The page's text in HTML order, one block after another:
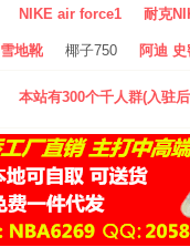
NIKE air force1 耐克
雪地靴 椰子750 阿迪
本站有300个千人群(入驻